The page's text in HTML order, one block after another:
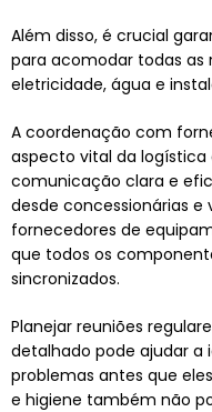
Além disso, é crucial
para acomodar todas as
eletricidade, água e
A coordenação com
aspecto vital da logística
comunicação clara e
desde concessionárias
fornecedores de
que todos os
sincronizados.
Planejar reuniões
detalhado pode ajudar a
problemas antes que
e higiene também não